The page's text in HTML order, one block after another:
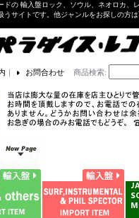
ドの 輸入盤ロック、ソウル、ネオロカ、
うサイトです。他ジャンルをお探しの方
｜ お問合わせ 商品検索: